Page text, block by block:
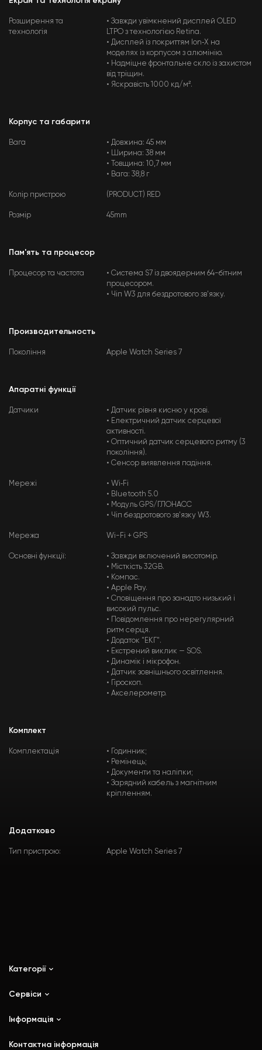
Розширення та
технологія
• Завжди увімкнений дисплей OLED
LTPO з технологією Retina.
• Дисплей із покриттям Ion‑X на
моделях із корпусом з алюмінію.
• Надміцне фронтальне скло із захистом
від тріщин.
• Яскравість 1000 кд/м².
Корпус та габарити
Вага
• Довжина: 45 мм
• Ширина: 38 мм
• Товщина: 10,7 мм
• Вага: 38,8 г
Колір пристрою (PRODUCT) RED
Розмір 45mm
Пам'ять та процесор
Процесор та частота
• Система S7 із двоядерним 64-бітним
процесором.
• Чіп W3 для бездротового зв'язку.
Производительность
Покоління Apple Watch Series 7
Апаратні функції
Датчики
• Датчик рівня кисню у крові.
• Електричний датчик серцевої
активності.
• Оптичний датчик серцевого ритму (3
покоління).
• Сенсор виявлення падіння.
Мережі
• Wi‑Fi
• Bluetooth 5.0
• Модуль GPS/ГЛОНАСС
• Чіп бездротового зв'язку W3.
Мережа Wi-Fi + GPS
Основні функції:
• Завжди включений висотомір.
• Місткість 32GB.
• Компас.
• Apple Pay.
• Сповіщення про занадто низький і
високий пульс.
• Повідомлення про нерегулярний
ритм серця.
• Додаток "ЕКГ".
• Екстрений виклик — SOS.
• Динамік і мікрофон.
• Датчик зовнішнього освітлення.
• Гіроскоп.
• Акселерометр.
Комплект
Комплектація
• Годинник;
• Ремінець;
• Документи та наліпки;
• Зарядний кабель з магнітним
кріпленням.
Додатково
Тип пристрою: Apple Watch Series 7
Категорії
iPhone
iPad
Watch
Сервіси
Ремонт
Trade In
Інформація
Контактна інформація